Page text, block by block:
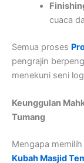
cuaca
Semua proses
pengrajin
menekuni seni
Keunggulan
Tumang
Mengapa memilih
Kubah Masjid